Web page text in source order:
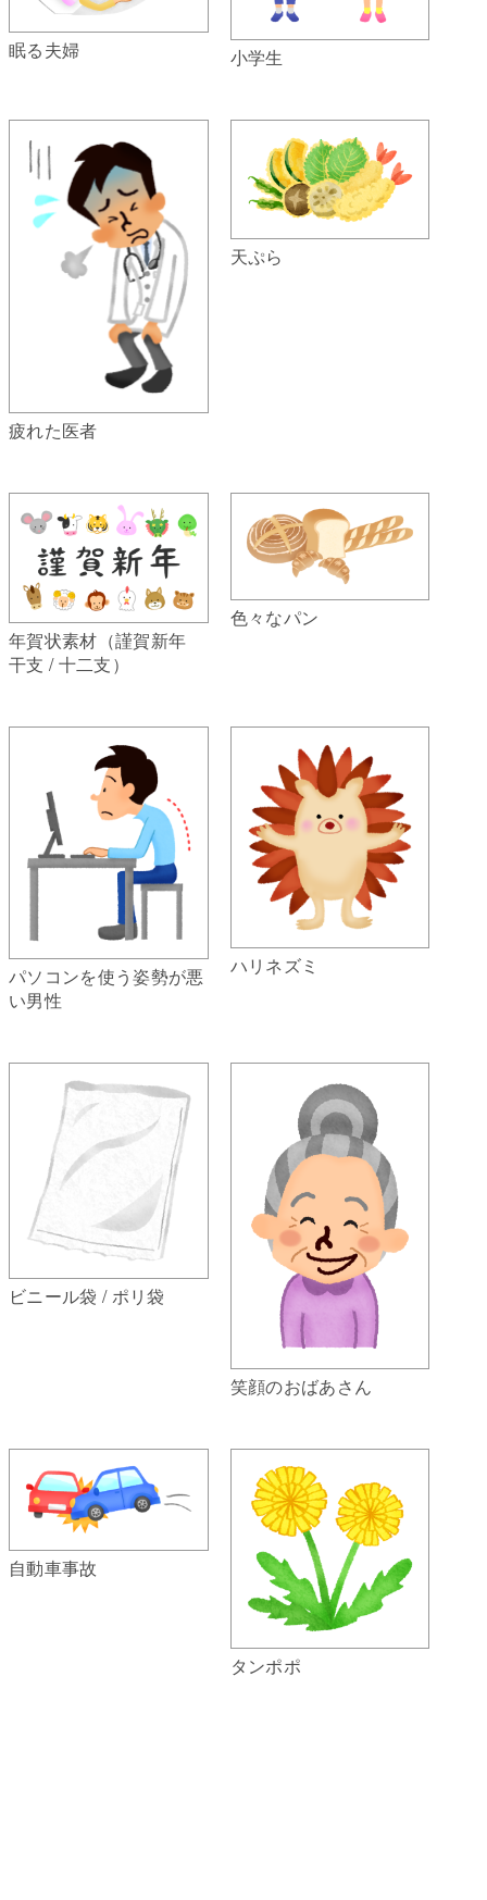
眠る夫婦 小学生
疲れた医者
天ぷら
年賀状素材（謹賀新年
干支 / 十二支）
色々なパン
パソコンを使う姿勢が悪
い男性
ハリネズミ
ビニール袋 / ポリ袋
笑顔のおばあさん
自動車事故
タンポポ